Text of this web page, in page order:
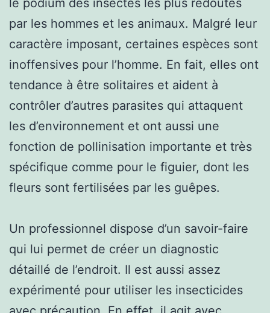
par les hommes et les animaux. Malgré leur
caractère imposant, certaines espèces sont
inoffensives pour l’homme. En fait, elles ont
tendance à être solitaires et aident à
contrôler d’autres parasites qui attaquent
les d’environnement et ont aussi une
fonction de pollinisation importante et très
spécifique comme pour le figuier, dont les
fleurs sont fertilisées par les guêpes.
Un professionnel dispose d’un savoir-faire
qui lui permet de créer un diagnostic
détaillé de l’endroit. Il est aussi assez
expérimenté pour utiliser les insecticides